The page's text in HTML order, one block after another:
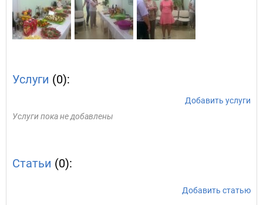
Услуги (0):
Добавить услуги
Услуги пока не добавлены
Статьи (0):
Добавить статью